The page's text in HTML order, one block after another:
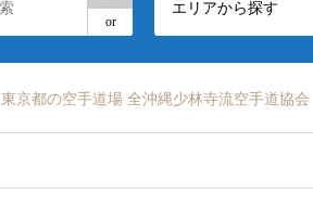
or
エリアから探す
東京都の空手道場 全沖縄少林寺流空手道